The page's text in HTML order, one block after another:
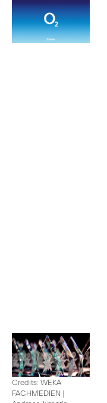
Credits: WEKA
FACHMEDIEN |